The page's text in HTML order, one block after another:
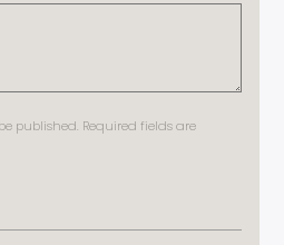
published. Required fields are